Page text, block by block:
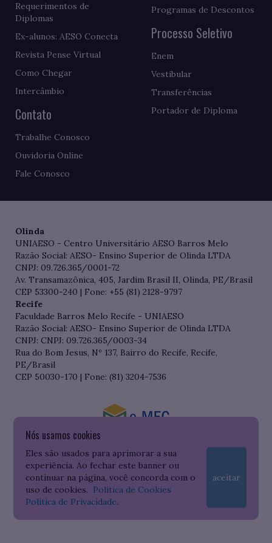
Nós usamos cookies
Eles são usados para aprimorar a sua
experiência. Ao fechar este banner ou
continuar na página, você concorda com o
uso de cookies. Política de Cookies
Política de Privacidade.
aceitar
Requerimentos de
Diplomas
Ex-alunos: AESO Conecta
Revista Pense Virtual
Como Chegar
Intercâmbio
Contato
Trabalhe Conosco
Ouvidoria Online
Fale Conosco
Programas de Descontos
Processo Seletivo
Enem
Vestibular
Transferências
Portador de Diploma
Olinda
UNIAESO - Centro Universitário AESO Barros Melo
Razão Social: AESO- Ensino Superior de Olinda LTDA
CNPJ: 09.726.365/0001-72
Av. Transamazônica, 405, Jardim Brasil II, Olinda, PE/Brasil
CEP 53300-240 | Fone: +55 (81) 2128-9797
Recife
Faculdade Barros Melo Recife - UNIAESO
Razão Social: AESO- Ensino Superior de Olinda LTDA
CNPJ: CNPJ: 09.726.365/0003-34
Rua do Bom Jesus, Nº 137, Bairro do Recife, Recife,
PE/Brasil
CEP 50030-170 | Fone: (81) 3204-7536
Consulte o cadastro da Instituição no Sistema do e-MEC